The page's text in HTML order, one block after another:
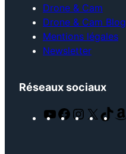
Drone & Cam
Drone & Cam Blog
Mentions légales
Newsletter
Réseaux sociaux
Y
F
X
T